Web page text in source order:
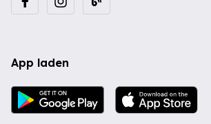
App laden